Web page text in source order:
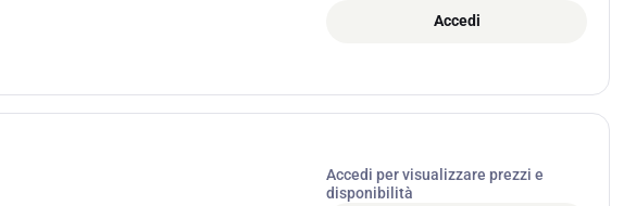
Accedi
Accedi per visualizzare prezzi e
disponibilità